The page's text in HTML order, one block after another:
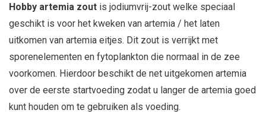
Hobby artemia zout is jodiumvrij-zout welke speciaal
geschikt is voor het kweken van artemia / het laten
uitkomen van artemia eitjes. Dit zout is verrijkt met
sporenelementen en fytoplankton die normaal in de zee
voorkomen. Hierdoor beschikt de net uitgekomen artemia
over de eerste startvoeding zodat u langer de artemia goed
kunt houden om te gebruiken als voeding.